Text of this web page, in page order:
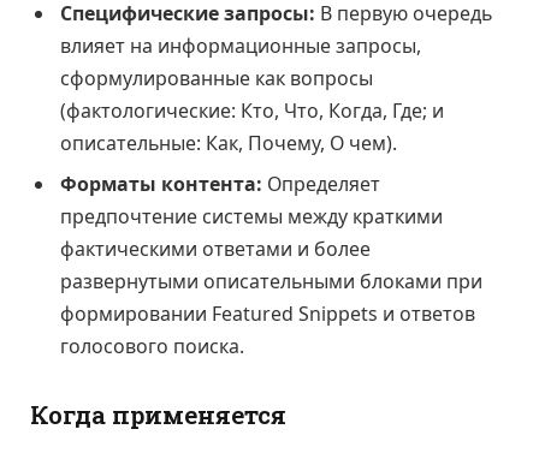
Специфические запросы: В первую очередь
влияет на информационные запросы,
сформулированные как вопросы
(фактологические: Кто, Что, Когда, Где; и
описательные: Как, Почему, О чем).
Форматы контента: Определяет
предпочтение системы между краткими
фактическими ответами и более
развернутыми описательными блоками при
формировании Featured Snippets и ответов
голосового поиска.
Когда применяется